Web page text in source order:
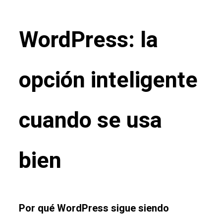
WordPress: la
opción inteligente
cuando se usa
bien
Por qué WordPress sigue siendo